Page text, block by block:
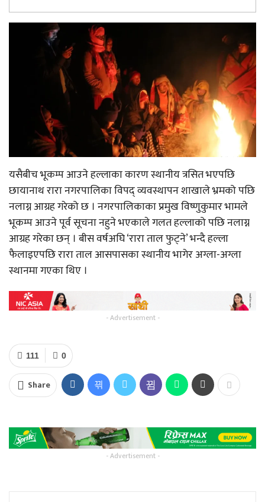
यसैबीच भूकम्प आउने हल्लाका कारण स्थानीय त्रसित भएपछि
छायानाथ रारा नगरपालिका विपद् व्यवस्थापन शाखाले भ्रमको पछि
नलाग्न आग्रह गरेको छ । नगरपालिकाका प्रमुख विष्णुकुमार भामले
भूकम्प आउने पूर्व सूचना नहुने भएकाले गलत हल्लाको पछि नलाग्न
आग्रह गरेका छन् । बीस वर्षअघि ‘रारा ताल फुट्ने’ भन्दै हल्ला
फैलाइएपछि रारा ताल आसपासका स्थानीय भागेर अग्ला-अग्ला
स्थानमा गएका थिए ।
- Advertisement -
0
111
Share
- Advertisement -